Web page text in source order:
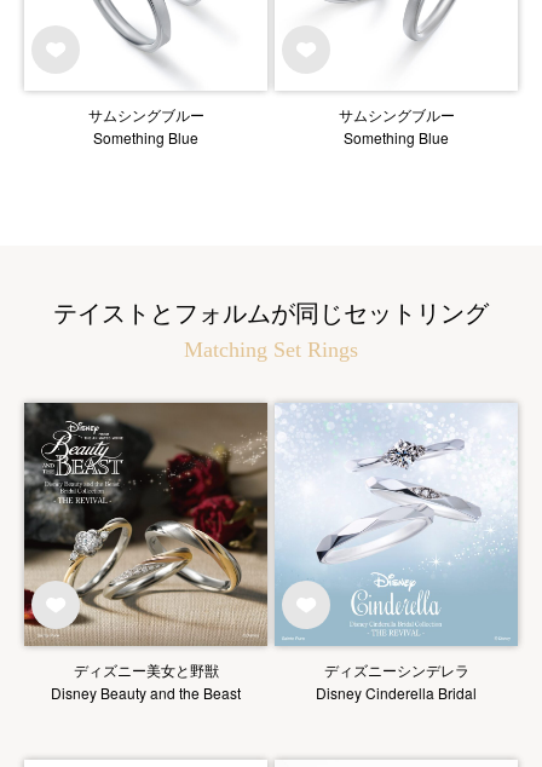
サムシングブルー
Something Blue
サムシングブルー
Something Blue
テイストとフォルムが同じセットリング
Matching Set Rings
ディズニー美女と野獣
Disney Beauty and the Beast
ディズニーシンデレラ
Disney Cinderella Bridal